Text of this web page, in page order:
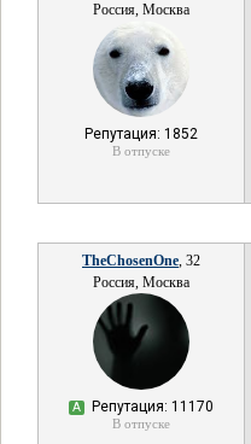
Россия, Москва
Репутация: 1852
В отпуске
TheChosenOne, 32
Россия, Москва
А Репутация: 11170
В отпуске